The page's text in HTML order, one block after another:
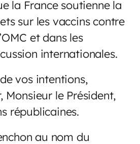
la France soutienne la
sur les vaccins contre
et dans les
internationales.
vos intentions,
Monsieur le Président,
républicaines.
au nom du